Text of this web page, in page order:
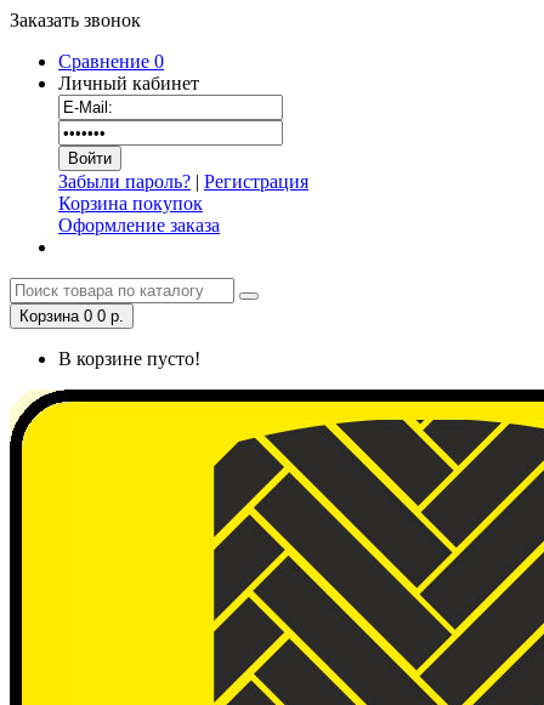
Заказать звонок
Сравнение 0
Личный кабинет
Забыли пароль? | Регистрация
Корзина покупок
Оформление заказа
Корзина 0 0 р.
В корзине пусто!